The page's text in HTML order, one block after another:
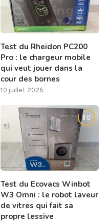
Test du Rheidon PC200
Pro : le chargeur mobile
qui veut jouer dans la
cour des bornes
10 juillet 2026
8.0
Test du Ecovacs Winbot
W3 Omni : le robot laveur
de vitres qui fait sa
propre lessive